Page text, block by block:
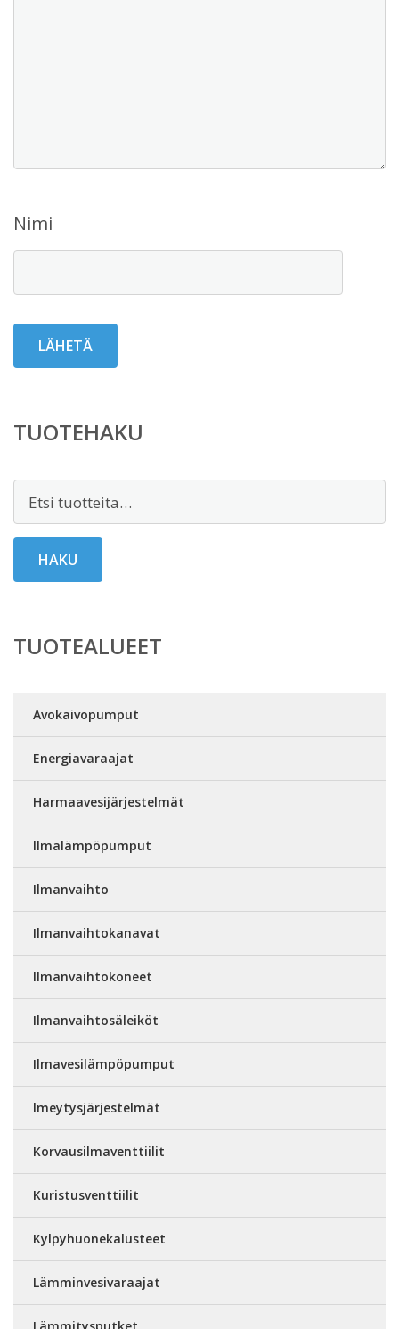
Nimi
TUOTEHAKU
HAKU
TUOTEALUEET
Avokaivopumput
Energiavaraajat
Harmaavesijärjestelmät
Ilmalämpöpumput
Ilmanvaihto
Ilmanvaihtokanavat
Ilmanvaihtokoneet
Ilmanvaihtosäleiköt
Ilmavesilämpöpumput
Imeytysjärjestelmät
Korvausilmaventtiilit
Kuristusventtiilit
Kylpyhuonekalusteet
Lämminvesivaraajat